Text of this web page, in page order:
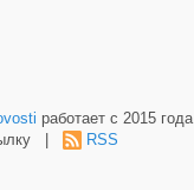
работает с 2015 года
|
RSS